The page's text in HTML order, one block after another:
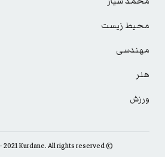
محیط زیست
مهندسی
هنر
ورزش
© Copyright 2008 – 2021 Kurdane. All rights reserved